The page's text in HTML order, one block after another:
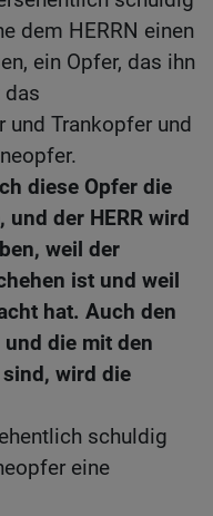
dem HERRN einen
ein Opfer, das ihn
und Trankopfer und
diese Opfer die
der HERR wird
weil der
ist und weil
hat. Auch den
die mit den
wird die
schuldig
eine